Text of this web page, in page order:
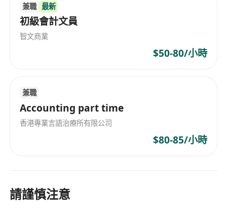
兼職 最新
初級會計文員
智文商業
$50-80/小時
兼職
Accounting part time
香港專業言語治療所有限公司
$80-85/小時
請謹慎注意